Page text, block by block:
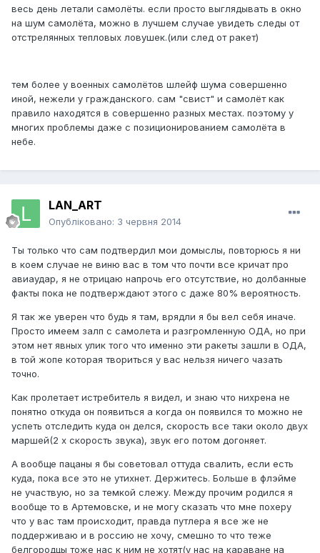
весь день летали самолёты. если просто выглядывать в окно
на шум самолёта, можно в лучшем случае увидеть следы от
отстрелянных тепловых ловушек.(или след от ракет)
тем более у военных самолётов шлейф шума совершенно
иной, нежели у гражданского. сам "свист" и самолёт как
правило находятся в совершенно разных местах. поэтому у
многих проблемы даже с позиционированием самолёта в
небе.
LAN_ART
Опубліковано: 3 червня 2014
Ты только что сам подтвердил мои домыслы, повторюсь я ни
в коем случае не виню вас в том что почти все кричат про
авиаудар, я не отрицаю напрочь его отсутствие, но долбанные
факты пока не подтверждают этого с даже 80% вероятность.
Я так же уверен что будь я там, врядли я бы вел себя иначе.
Просто имеем залп с самолета и разгромленную ОДА, но при
этом нет явных улик того что именно эти ракеты зашли в ОДА,
в той жопе которая твориться у вас нельзя ничего чазать
точно.
Как пролетает истребитель я видел, и знаю что нихрена не
понятно откуда он появиться а когда он появился то можно не
успеть отследить куда он делся, скорость все таки около двух
маршей(2 х скорость звука), звук его потом догоняет.
А вообще пацаны я бы советовал оттуда свалить, если есть
куда, пока все это не утихнет. Держитесь. Больше в флэйме
не участвую, но за темкой слежу. Между прочим родился я
вообще то в Артемовске, и не могу сказать что мне похеру
что у вас там происходит, правда путлера я все же не
поддерживаю и в россию не хочу, смешно то что теже
белгородцы тоже нас к ним не хотят(у нас на караване на